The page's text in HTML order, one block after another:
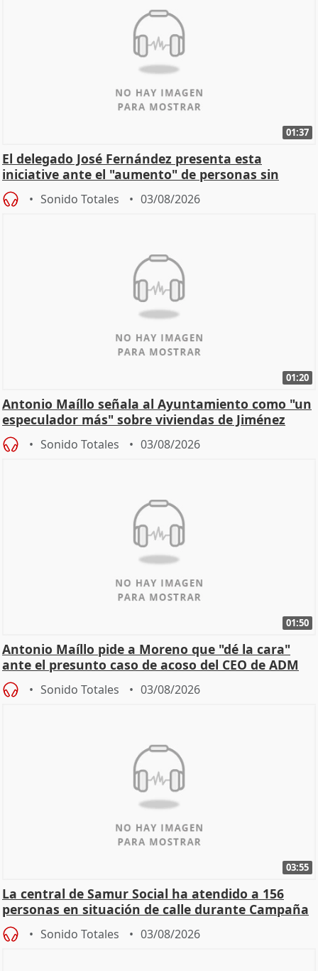
01:37
El delegado José Fernández presenta esta
iniciative ante el "aumento" de personas sin
hogar en Madri
Sonido Totales 03/08/2026
01:20
Antonio Maíllo señala al Ayuntamiento como "un
especulador más" sobre viviendas de Jiménez
Becerril
Sonido Totales 03/08/2026
01:50
Antonio Maíllo pide a Moreno que "dé la cara"
ante el presunto caso de acoso del CEO de ADM
Sonido Totales 03/08/2026
03:55
La central de Samur Social ha atendido a 156
personas en situación de calle durante Campaña
de Calor
Sonido Totales 03/08/2026